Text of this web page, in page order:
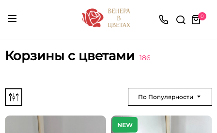
0
Корзины с цветами 186
По Популярности
NEW